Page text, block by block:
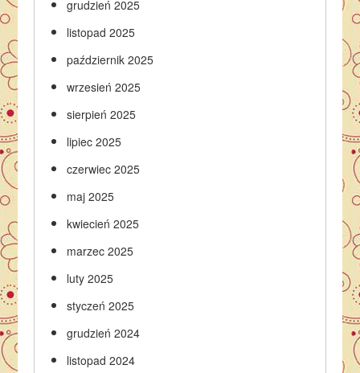
grudzień 2025
listopad 2025
październik 2025
wrzesień 2025
sierpień 2025
lipiec 2025
czerwiec 2025
maj 2025
kwiecień 2025
marzec 2025
luty 2025
styczeń 2025
grudzień 2024
listopad 2024